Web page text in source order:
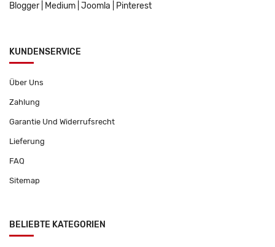
Blogger
Medium Joomla Pinterest
KUNDENSERVICE
Über Uns
Zahlung
Garantie Und Widerrufsrecht
Lieferung
FAQ
Sitemap
BELIEBTE KATEGORIEN